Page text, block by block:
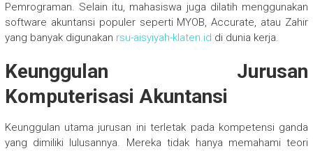
Pemrograman. Selain itu, mahasiswa juga dilatih menggunakan
software akuntansi populer seperti MYOB, Accurate, atau Zahir
yang banyak digunakan rsu-aisyiyah-klaten.id di dunia kerja.
Keunggulan Jurusan
Komputerisasi Akuntansi
Keunggulan utama jurusan ini terletak pada kompetensi ganda
yang dimiliki lulusannya. Mereka tidak hanya memahami teori